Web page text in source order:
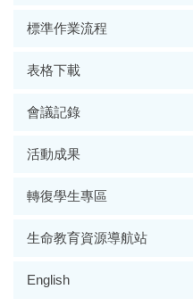
標準作業流程
表格下載
會議記錄
活動成果
轉復學生專區
生命教育資源導航站
English